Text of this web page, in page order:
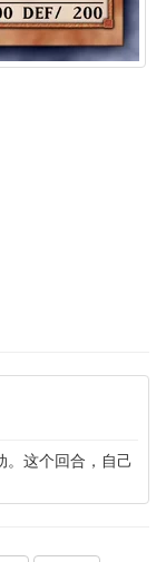
这个回合，自己